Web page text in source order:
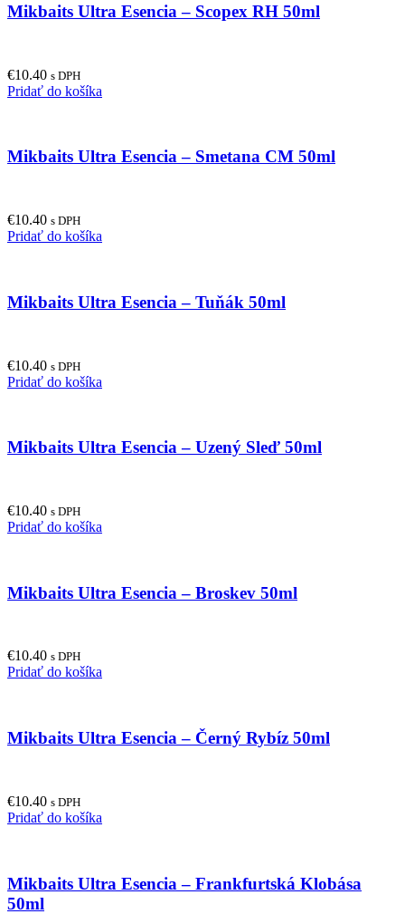
Mikbaits Ultra Esencia – Scopex RH 50ml
€10.40 s DPH
Pridať do košíka
Mikbaits Ultra Esencia – Smetana CM 50ml
€10.40 s DPH
Pridať do košíka
Mikbaits Ultra Esencia – Tuňák 50ml
€10.40 s DPH
Pridať do košíka
Mikbaits Ultra Esencia – Uzený Sleď 50ml
€10.40 s DPH
Pridať do košíka
Mikbaits Ultra Esencia – Broskev 50ml
€10.40 s DPH
Pridať do košíka
Mikbaits Ultra Esencia – Černý Rybíz 50ml
€10.40 s DPH
Pridať do košíka
Mikbaits Ultra Esencia – Frankfurtská Klobása
50ml